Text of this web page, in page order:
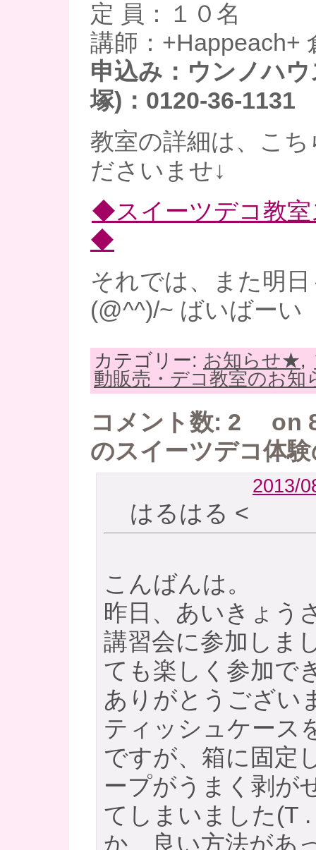
定 員：１０名
講師：+Happeach+
申込み：ウンノハ
塚)：0120-36-1131
教室の詳細は、こ
ださいませ↓
◆スイーツデコ教室
◆
それでは、また明
(@^^)/~ ばいばーい
カテゴリー: お知らせ★,
動販売・デコ教室のお知
コメント数: 2 on
のスイーツデコ体
2013/
はるはる <
こんばんは。
昨日、あいきょう
講習会に参加しま
ても楽しく参加で
ありがとうござい
ティッシュケース
ですが、箱に固定
ープがうまく剥が
てしまいました(T
か、良い方法があ